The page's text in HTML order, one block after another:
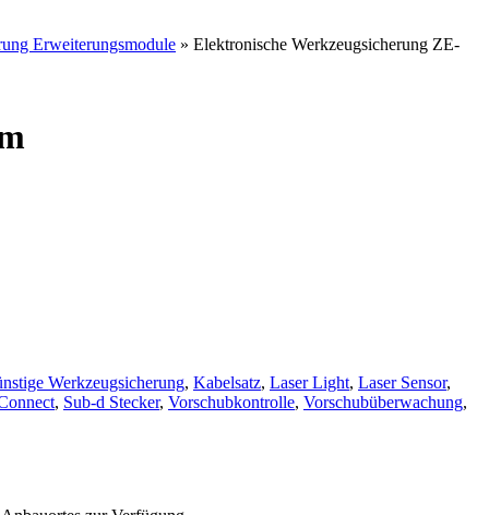
Erweiterungsmodule » Elektronische Werkzeugsicherung ZE-
Werkzeugsicherung, Kabelsatz, Laser Light, Laser Sensor,
, Sub-d Stecker, Vorschubkontrolle, Vorschubüberwachung,